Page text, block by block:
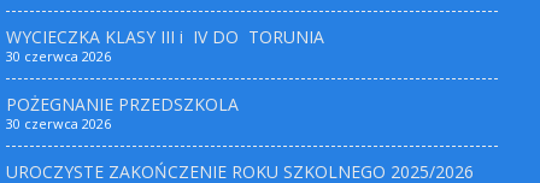
WYCIECZKA KLASY III i IV DO TORUNIA
30 czerwca 2026
POŻEGNANIE PRZEDSZKOLA
30 czerwca 2026
UROCZYSTE ZAKOŃCZENIE ROKU SZKOLNEGO 2025/2026